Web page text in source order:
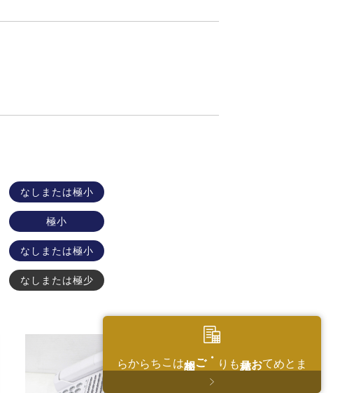
まとめて
もり
はこちらから
なしまたは極小
極小
なしまたは極小
なしまたは極少